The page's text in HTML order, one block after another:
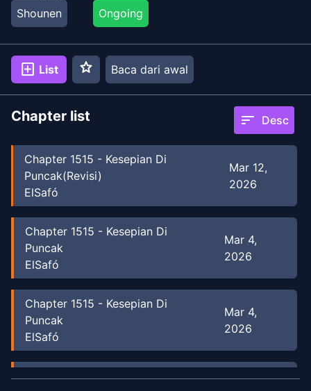
**Fight!! Ippo** (2006-sekarang)
Shounen
Ongoing
add_box List star Baca dari awal
Chapter list sort Desc
Chapter 1515 - Kesepian Di
Puncak(Revisi)
ElSafó
Mar 12,
2026
Chapter 1515 - Kesepian Di
Puncak
ElSafó
Mar 4,
2026
Chapter 1515 - Kesepian Di
Puncak
ElSafó
Mar 4,
2026
Chapter1514-Mengepalkan